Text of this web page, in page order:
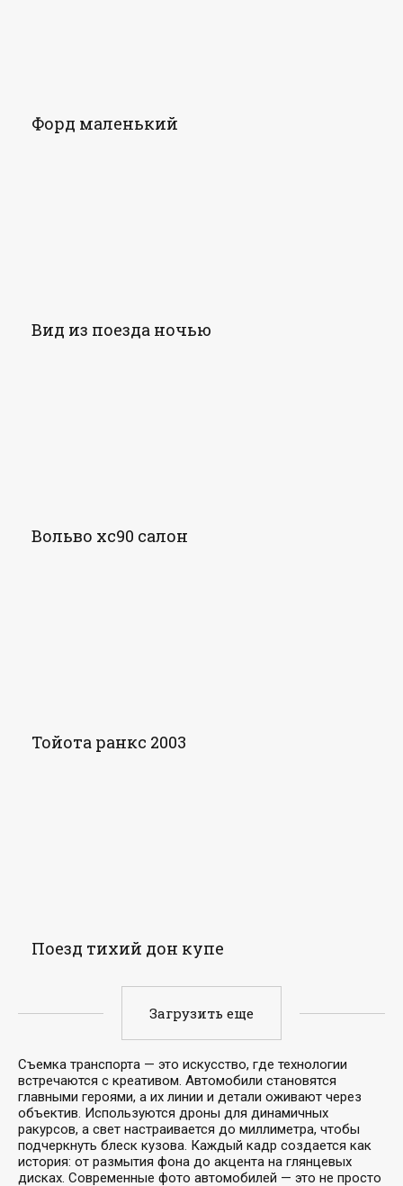
Форд маленький
Вид из поезда ночью
Вольво хс90 салон
Тойота ранкс 2003
Поезд тихий дон купе
Загрузить еще
Съемка транспорта — это искусство, где технологии
встречаются с креативом. Автомобили становятся
главными героями, а их линии и детали оживают через
объектив. Используются дроны для динамичных
ракурсов, а свет настраивается до миллиметра, чтобы
подчеркнуть блеск кузова. Каждый кадр создается как
история: от размытия фона до акцента на глянцевых
дисках. Современные фото автомобилей — это не просто